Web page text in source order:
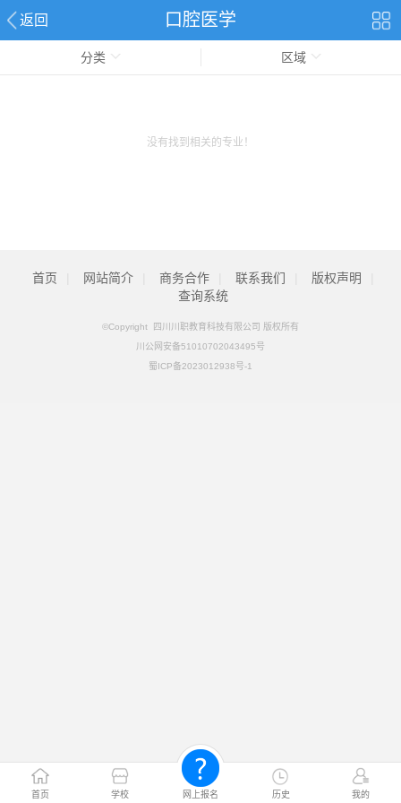
返回 口腔医学
首页 学校 网上报名 历史 我的
分类 区域
没有找到相关的专业！
首页 网站简介 商务合作 联系我们 版权声明
查询系统
©Copyright 四川川职教育科技有限公司 版权所有
川公网安备51010702043495号
蜀ICP备2023012938号-1